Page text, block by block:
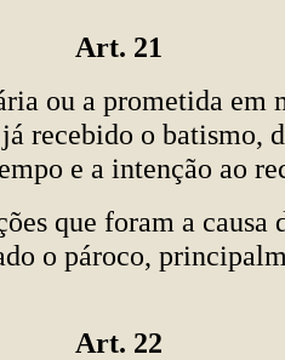
Art. 21
ou a prometida em
recebido o batismo,
e a intenção ao
que foram a causa
o pároco,
Art. 22